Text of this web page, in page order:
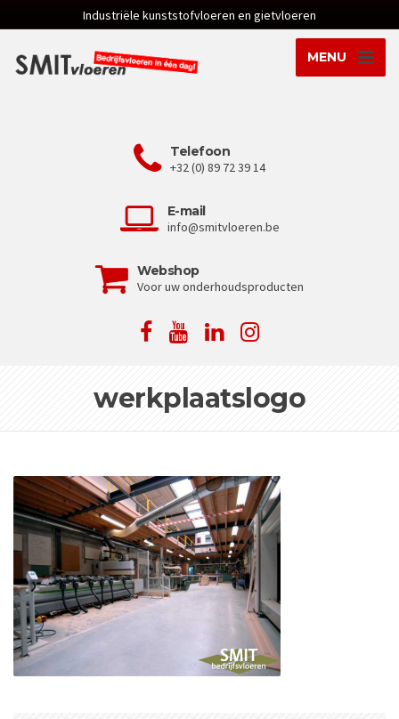
Industriële kunststofvloeren en gietvloeren
MENU
Telefoon
+32 (0) 89 72 39 14
E-mail
info@smitvloeren.be
Webshop
Voor uw onderhoudsproducten
werkplaatslogo